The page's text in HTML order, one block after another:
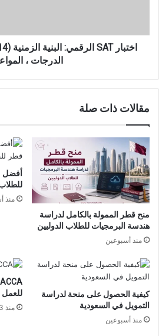
الدرجات
الدرجات ،
مقالات ذات صلة
منح قطر الممولة بالكامل لدراسة
هندسة البرمجيات للطلاب الدوليين
منذ أسبوعين
أفضل
منذ
كيفية الحصول على منحة لدراسة
التمويل في السعودية
منذ أسبوعين
للعمل
منذ 3 أسابيع